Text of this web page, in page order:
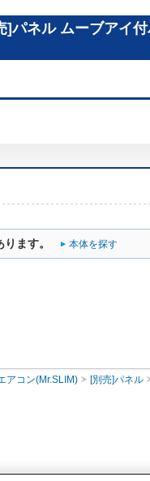
パネル ムーブアイ
ます。 本体を探す
アコン(Mr.SLIM) [別売]パネル